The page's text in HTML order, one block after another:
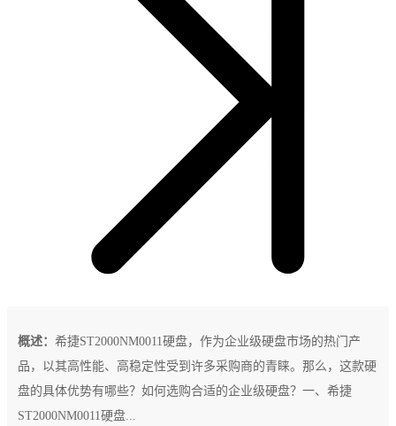
概述： 希捷ST2000NM0011硬盘，作为企业级硬盘市场的热门产
品，以其高性能、高稳定性受到许多采购商的青睐。那么，这款硬
盘的具体优势有哪些？如何选购合适的企业级硬盘？一、希捷
ST2000NM0011硬盘...